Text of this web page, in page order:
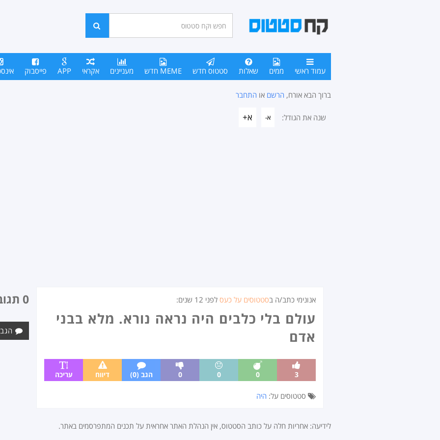
סטטוסים
חפש
עמוד ראשי ממים שאלות סטטוס חדש MEME חדש מעניינים אקראי APP פייסבוק
ברוך הבא אורח, הרשם או התחבר
שנה את הגודל: א- א+
אנונימי כתב/ה בסטטוסים על כעס לפני 12 שנים :
עולם בלי כלבים היה נראה נורא. מלא בבני
אדם
3
0
0
0 הגב (0) דיווח עריכה
סטטוסים על: היה
0 תגובות
לידיעה: אחריות חלה על כותב הסטטוס, אין הנהלת האתר אחראית על תכנים המתפרסמים באתר.